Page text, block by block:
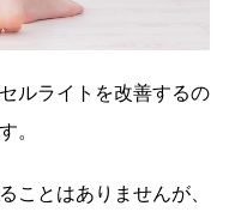
ルライトを改善するの
。
ことはありませんが、